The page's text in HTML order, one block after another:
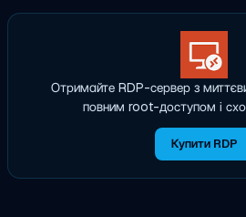
Отримайте RDP-сервер з
повним root-доступом і
Купити RDP